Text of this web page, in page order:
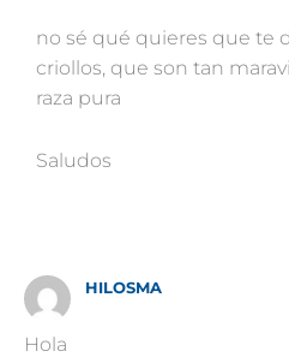
no sé qué quieres que te
criollos, que son tan
raza pura
Saludos
HILOSMA
Hola